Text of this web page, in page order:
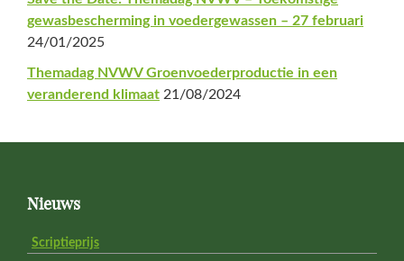
gewasbescherming in voedergewassen – 27 februari
24/01/2025
Themadag NVWV Groenvoederproductie in een
veranderend klimaat 21/08/2024
FooterNieuws
Scriptieprijs